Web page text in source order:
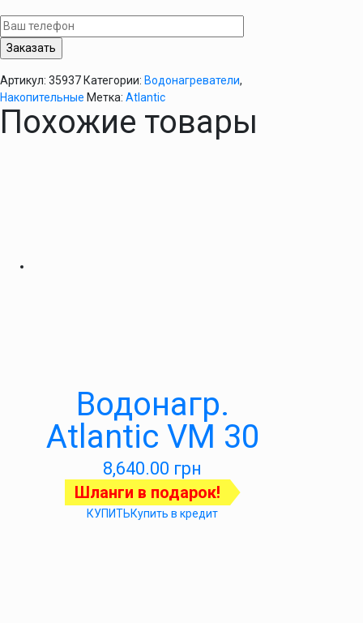
HM
80
(гориз.)
Артикул: 35937 Категории: Водонагреватели,
Накопительные Метка: Atlantic
Похожие товары
Водонагр.
Atlantic VM 30
8,640.00 грн
Шланги в подарок!
КУПИТЬКупить в кредит